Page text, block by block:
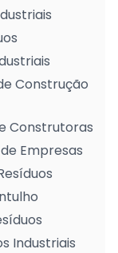
Construção
Construtoras
Empresas
Industriais